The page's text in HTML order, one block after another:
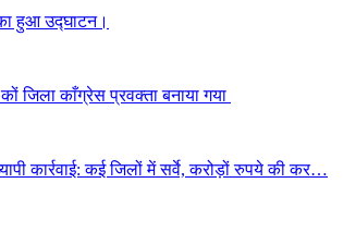
हुआ उद्घाटन।
जिला काँग्रेस प्रवक्ता बनाया गया
कार्रवाई: कई जिलों में सर्वे, करोड़ों रुपये की कर…